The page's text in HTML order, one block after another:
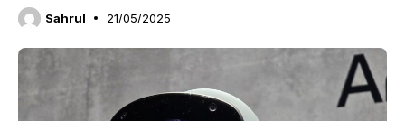
Sahrul 21/05/2025